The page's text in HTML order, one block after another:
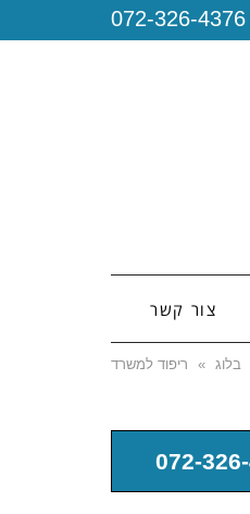
072-326-4376
צור קשר
בלוג » ריפוד למשרד